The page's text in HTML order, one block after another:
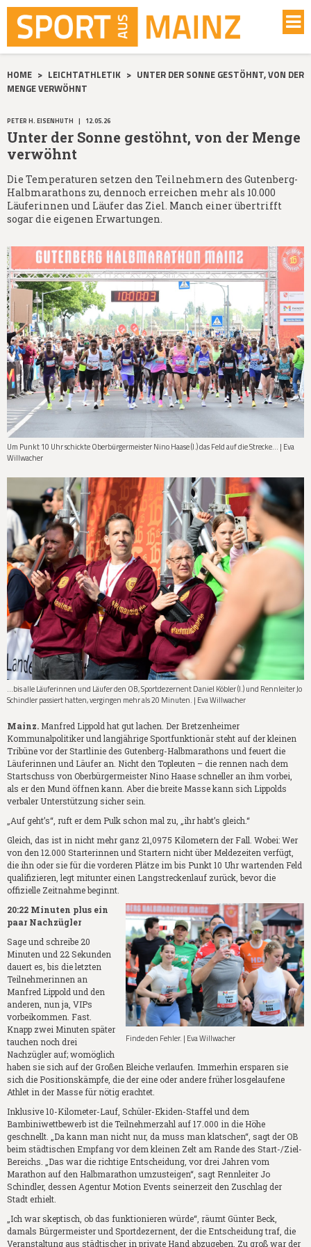
HOME > LEICHTATHLETIK > UNTER DER SONNE GESTÖHNT, VON DER
MENGE VERWÖHNT
PETER H. EISENHUTH | 12.05.26
Unter der Sonne gestöhnt, von der Menge
verwöhnt
Die Temperaturen setzen den Teilnehmern des Gutenberg-
Halbmarathons zu, dennoch erreichen mehr als 10.000
Läuferinnen und Läufer das Ziel. Manch einer übertrifft
sogar die eigenen Erwartungen.
Um Punkt 10 Uhr schickte Oberbürgermeister Nino Haase (l.) das Feld auf die Strecke... | Eva
Willwacher
...bis alle Läuferinnen und Läufer den OB, Sportdezernent Daniel Köbler (l.) und Rennleiter Jo
Schindler passiert hatten, vergingen mehr als 20 Minuten. | Eva Willwacher
Mainz. Manfred Lippold hat gut lachen. Der Bretzenheimer
Kommunalpolitiker und langjährige Sportfunktionär steht auf der kleinen
Tribüne vor der Startlinie des Gutenberg-Halbmarathons und feuert die
Läuferinnen und Läufer an. Nicht den Topleuten – die rennen nach dem
Startschuss von Oberbürgermeister Nino Haase schneller an ihm vorbei,
als er den Mund öffnen kann. Aber die breite Masse kann sich Lippolds
verbaler Unterstützung sicher sein.
„Auf geht’s“, ruft er dem Pulk schon mal zu, „ihr habt’s gleich.“
Gleich, das ist in nicht mehr ganz 21,0975 Kilometern der Fall. Wobei: Wer
von den 12.000 Starterinnen und Startern nicht über Meldezeiten verfügt,
die ihn oder sie für die vorderen Plätze im bis Punkt 10 Uhr wartenden Feld
qualifizieren, legt mitunter einen Langstreckenlauf zurück, bevor die
offizielle Zeitnahme beginnt.
Finde den Fehler. | Eva Willwacher
20:22 Minuten plus ein
paar Nachzügler
Sage und schreibe 20
Minuten und 22 Sekunden
dauert es, bis die letzten
Teilnehmerinnen an
Manfred Lippold und den
anderen, nun ja, VIPs
vorbeikommen. Fast.
Knapp zwei Minuten später
tauchen noch drei
Nachzügler auf; womöglich
haben sie sich auf der Großen Bleiche verlaufen. Immerhin ersparen sie
sich die Positionskämpfe, die der eine oder andere früher losgelaufene
Athlet in der Masse für nötig erachtet.
Inklusive 10-Kilometer-Lauf, Schüler-Ekiden-Staffel und dem
Bambiniwettbewerb ist die Teilnehmerzahl auf 17.000 in die Höhe
geschnellt. „Da kann man nicht nur, da muss man klatschen“, sagt der OB
beim städtischen Empfang vor dem kleinen Zelt am Rande des Start-/Ziel-
Bereichs. „Das war die richtige Entscheidung, vor drei Jahren vom
Marathon auf den Halbmarathon umzusteigen“, sagt Rennleiter Jo
Schindler, dessen Agentur Motion Events seinerzeit den Zuschlag der
Stadt erhielt.
„Ich war skeptisch, ob das funktionieren würde“, räumt Günter Beck,
damals Bürgermeister und Sportdezernent, der die Entscheidung traf, die
Veranstaltung aus städtischer in private Hand abzugeben. Zu groß war der